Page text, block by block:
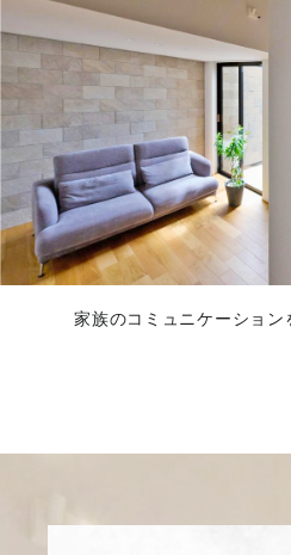
家族のコミュニケーション